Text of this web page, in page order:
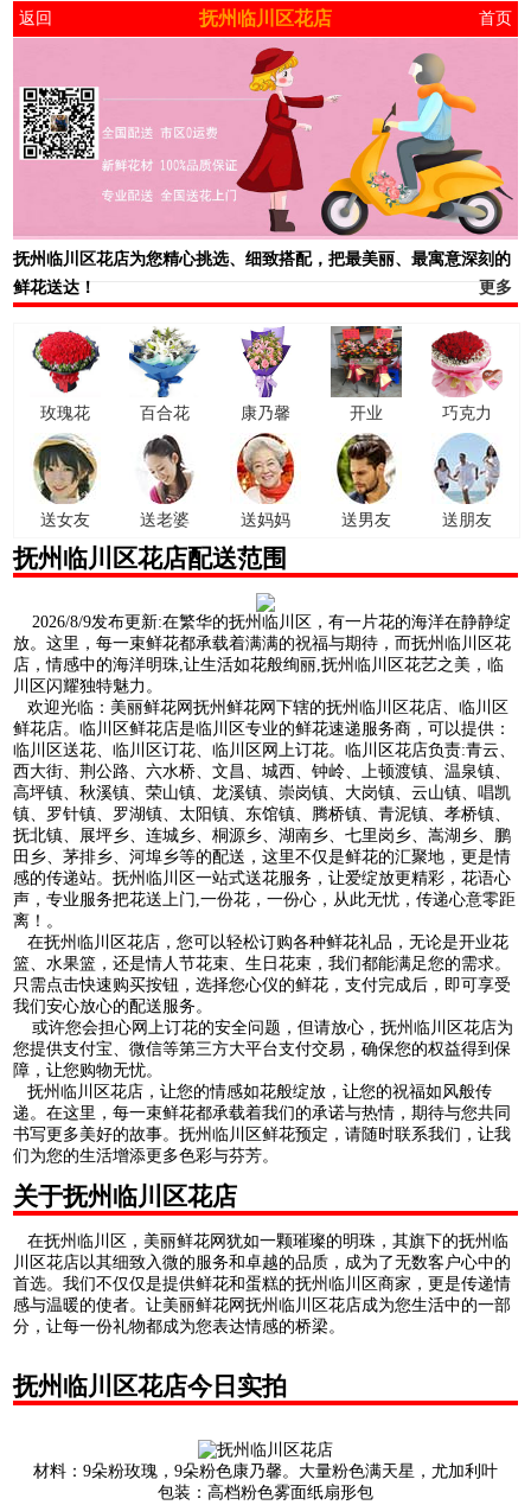
返回 抚州临川区花店 首页
抚州临川区花店为您精心挑选、细致搭配，把最美丽、最寓意深刻的
鲜花送达！
更多
玫瑰花 百合花 康乃馨 开业 巧克力
送女友 送老婆 送妈妈 送男友 送朋友
抚州临川区花店配送范围
2026/8/9发布更新:在繁华的抚州临川区，有一片花的海洋在静静绽
放。这里，每一束鲜花都承载着满满的祝福与期待，而抚州临川区花
店，情感中的海洋明珠,让生活如花般绚丽,抚州临川区花艺之美，临
川区闪耀独特魅力。
欢迎光临：美丽鲜花网抚州鲜花网下辖的抚州临川区花店、临川区
鲜花店。临川区鲜花店是临川区专业的鲜花速递服务商，可以提供：
临川区送花、临川区订花、临川区网上订花。临川区花店负责:青云、
西大街、荆公路、六水桥、文昌、城西、钟岭、上顿渡镇、温泉镇、
高坪镇、秋溪镇、荣山镇、龙溪镇、崇岗镇、大岗镇、云山镇、唱凯
镇、罗针镇、罗湖镇、太阳镇、东馆镇、腾桥镇、青泥镇、孝桥镇、
抚北镇、展坪乡、连城乡、桐源乡、湖南乡、七里岗乡、嵩湖乡、鹏
田乡、茅排乡、河埠乡等的配送，这里不仅是鲜花的汇聚地，更是情
感的传递站。抚州临川区一站式送花服务，让爱绽放更精彩，花语心
声，专业服务把花送上门,一份花，一份心，从此无忧，传递心意零距
离！。
在抚州临川区花店，您可以轻松订购各种鲜花礼品，无论是开业花
篮、水果篮，还是情人节花束、生日花束，我们都能满足您的需求。
只需点击快速购买按钮，选择您心仪的鲜花，支付完成后，即可享受
我们安心放心的配送服务。
或许您会担心网上订花的安全问题，但请放心，抚州临川区花店为
您提供支付宝、微信等第三方大平台支付交易，确保您的权益得到保
障，让您购物无忧。
抚州临川区花店，让您的情感如花般绽放，让您的祝福如风般传
递。在这里，每一束鲜花都承载着我们的承诺与热情，期待与您共同
书写更多美好的故事。抚州临川区鲜花预定，请随时联系我们，让我
们为您的生活增添更多色彩与芬芳。
关于抚州临川区花店
在抚州临川区，美丽鲜花网犹如一颗璀璨的明珠，其旗下的抚州临
川区花店以其细致入微的服务和卓越的品质，成为了无数客户心中的
首选。我们不仅仅是提供鲜花和蛋糕的抚州临川区商家，更是传递情
感与温暖的使者。让美丽鲜花网抚州临川区花店成为您生活中的一部
分，让每一份礼物都成为您表达情感的桥梁。
抚州临川区花店今日实拍
材料：9朵粉玫瑰，9朵粉色康乃馨。大量粉色满天星，尤加利叶
包装：高档粉色雾面纸扇形包